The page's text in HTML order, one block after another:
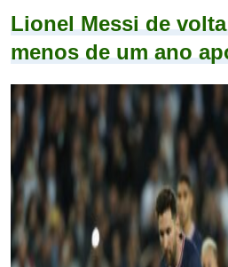
Lionel Messi de
menos de um ano